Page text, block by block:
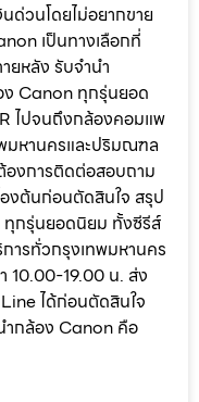
ด่วนโดยไม่อยากขาย
เป็นทางเลือกที่
ยหลัง รับจำนำ
ง Canon ทุกรุ่นยอด
ไปจนถึงกล้องคอมแพ
มหานครและปริมณฑล
องการติดต่อสอบถาม
องต้นก่อนตัดสินใจ สรุป
ทุกรุ่นยอดนิยม ทั้งซีรีส์
ารทั่วกรุงเทพมหานคร
10.00-19.00 น. ส่ง
ได้ก่อนตัดสินใจ
ำกล้อง Canon คือ